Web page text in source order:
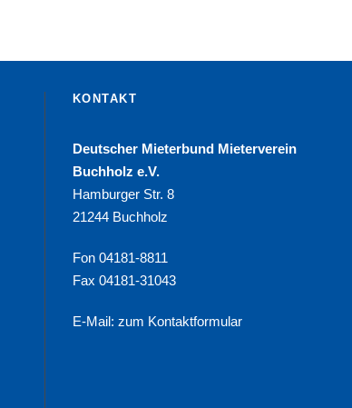
KONTAKT
Deutscher Mieterbund Mieterverein
Buchholz e.V.
Hamburger Str. 8
21244 Buchholz
Fon 04181-8811
Fax 04181-31043
E-Mail: zum Kontaktformular